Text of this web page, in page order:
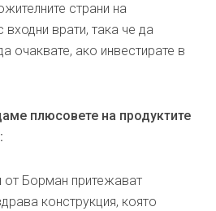
страни на
врати, така че да
очаквате, ако инвестирате в
плюсовете на продуктите
от Борман притежават
конструкция, която